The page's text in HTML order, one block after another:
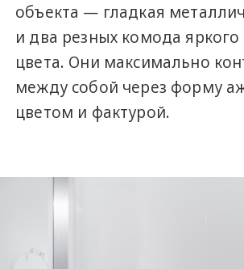
объекта — гладкая
и два резных комода
цвета. Они максимально
между собой через форму
цветом и фактурой.